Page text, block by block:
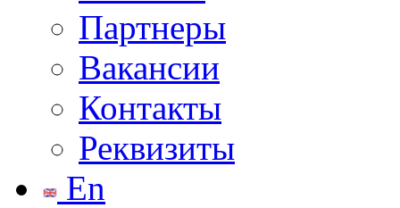
Партнеры
Вакансии
Контакты
Реквизиты
En